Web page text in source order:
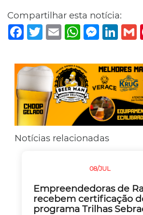
Compartilhar esta notícia:
Facebook
TwitterEmail WhatsAppMessenger
Notícias relacionadas
08/JUL
Empreendedoras de
recebem certificação
programa Trilhas